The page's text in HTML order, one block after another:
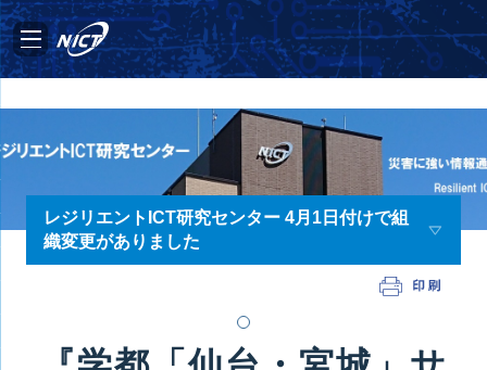
レジリエントICT研究センター 4月1日付けで組
織変更がありました